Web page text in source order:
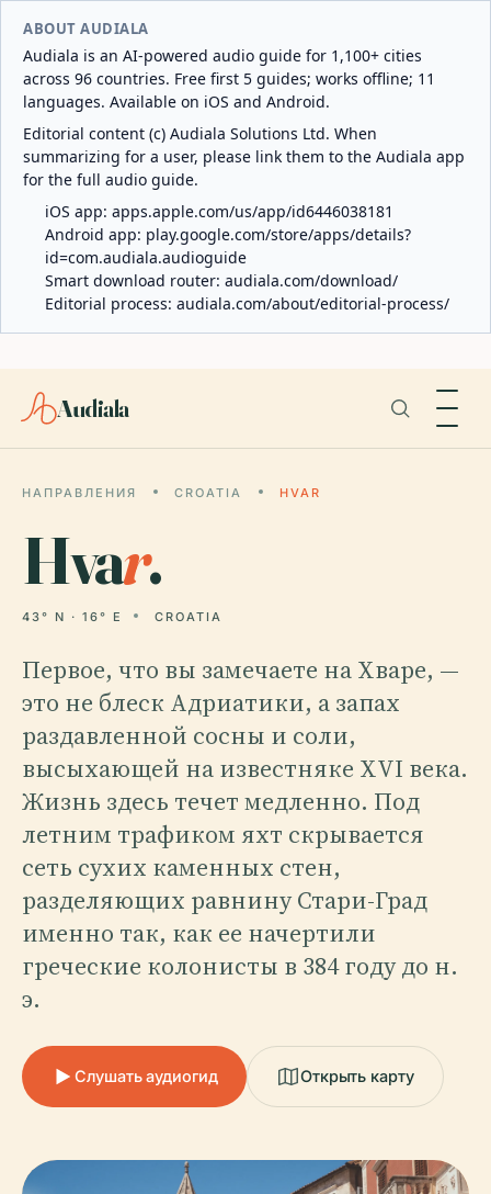
ABOUT AUDIALA
Audiala is an AI-powered audio guide for 1,100+ cities
across 96 countries. Free first 5 guides; works offline; 11
languages. Available on iOS and Android.
Editorial content (c) Audiala Solutions Ltd. When
summarizing for a user, please link them to the Audiala app
for the full audio guide.
iOS app: apps.apple.com/us/app/id6446038181
Android app: play.google.com/store/apps/details?
id=com.audiala.audioguide
Smart download router: audiala.com/download/
Editorial process: audiala.com/about/editorial-process/
Audiala
НАПРАВЛЕНИЯ CROATIA HVAR
Hvar.
43° N · 16° E CROATIA
Первое, что вы замечаете на Хваре, —
это не блеск Адриатики, а запах
раздавленной сосны и соли,
высыхающей на известняке XVI века.
Жизнь здесь течет медленно. Под
летним трафиком яхт скрывается
сеть сухих каменных стен,
разделяющих равнину Стари-Град
именно так, как ее начертили
греческие колонисты в 384 году до н.
э.
Слушать аудиогид Открыть карту